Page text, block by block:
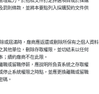
及罰則條款，並將本要點列入採購契約文件供
或屆滿時，廠商應返還或刪除所保有之個人資料
之其他單位，刪除存取權限，並切結未以任何
本；續約廠商不在此限。
離職或留職停薪，應說明所負責系統之存取權
或停止系統權限之時點，並應更換離職或留職